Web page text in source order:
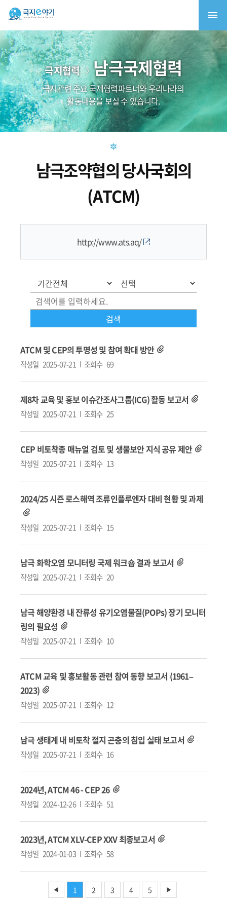
극지협력 남극국제협력
극지관련 주요 국제협력파트너와 우리나라의
활동내용을 보실 수 있습니다.
남극조약협의 당사국회의
(ATCM)
http://www.ats.aq/
ATCM 및 CEP의 투명성 및 참여 확대 방안
작성일 2025-07-21 조회수 69
제8차 교육 및 홍보 이슈간조사그룹(ICG) 활동 보고서
작성일 2025-07-21 조회수 25
CEP 비토착종 매뉴얼 검토 및 생물보안 지식 공유 제안
작성일 2025-07-21 조회수 13
2024/25 시즌 로스해역 조류인플루엔자 대비 현황 및 과제
작성일 2025-07-21 조회수 15
남극 화학오염 모니터링 국제 워크숍 결과 보고서
작성일 2025-07-21 조회수 20
남극 해양환경 내 잔류성 유기오염물질(POPs) 장기 모니터
링의 필요성
작성일 2025-07-21 조회수 10
ATCM 교육 및 홍보활동 관련 참여 동향 보고서 (1961–
2023)
작성일 2025-07-21 조회수 12
남극 생태계 내 비토착 절지 곤충의 침입 실태 보고서
작성일 2025-07-21 조회수 16
2024년, ATCM 46 - CEP 26
작성일 2024-12-26 조회수 51
2023년, ATCM XLV-CEP XXV 최종보고서
작성일 2024-01-03 조회수 58
◀ 1 2 3 4 5 ▶